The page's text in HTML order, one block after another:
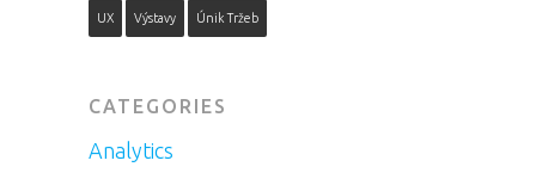
UX Výstavy Únik Tržeb
CATEGORIES
Analytics